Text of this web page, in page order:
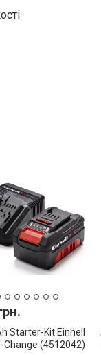
Starter-Kit Einhell
Change (4512042)